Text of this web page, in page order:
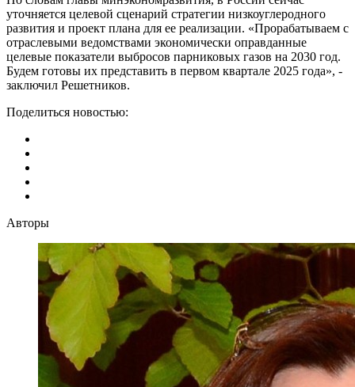
уточняется целевой сценарий стратегии низкоуглеродного
развития и проект плана для ее реализации. «Прорабатываем с
отраслевыми ведомствами экономически оправданные
целевые показатели выбросов парниковых газов на 2030 год.
Будем готовы их представить в первом квартале 2025 года», -
заключил Решетников.
Поделиться новостью:
Авторы